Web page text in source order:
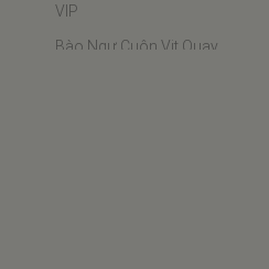
VIP
Bào Ngư Cuộn Vịt Quay